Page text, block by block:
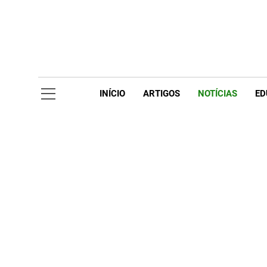
INÍCIO ARTIGOS NOTÍCIAS